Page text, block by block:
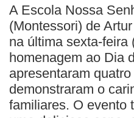
ANUNCIE
A Escola Nossa
(Montessori) de
na última sexta-feira
homenagem ao Dia
apresentaram
demonstraram o
familiares. O evento